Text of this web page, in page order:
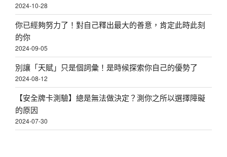
2024-10-28
你已經夠努力了！對自己釋出最大的善意，肯定此時此刻
的你
2024-09-05
別讓「天賦」只是個詞彙！是時候探索你自己的優勢了
2024-08-12
【安全牌卡測驗】總是無法做決定？測你之所以選擇障礙
的原因
2024-07-30